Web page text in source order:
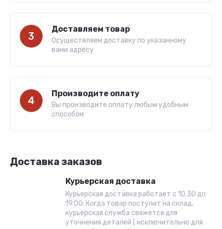
3
Доставляем товар
Осуществляем доставку по указанному
вами адресу
4
Производите оплату
Вы производите оплату любым удобным
способом
Доставка заказов
Курьерская доставка
Курьерская доставка работает с 10.30 до
19.00. Когда товар поступит на склад,
курьерская служба свяжется для
уточнения деталей ( исключительно для